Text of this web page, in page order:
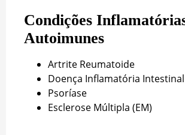
Condições
Autoimunes
Artrite Reumatoide
Doença Inflamatória Intestinal
Psoríase
Esclerose Múltipla (EM)